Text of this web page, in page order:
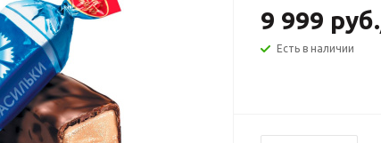
9 999 руб.
Есть в наличии